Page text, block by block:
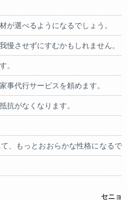
が選べるようになるでしょう。
慢させずにすむかもしれません。
。
事代行サービスを頼めます。
抗がなくなります。
、もっとおおらかな性格になるで
セニョ